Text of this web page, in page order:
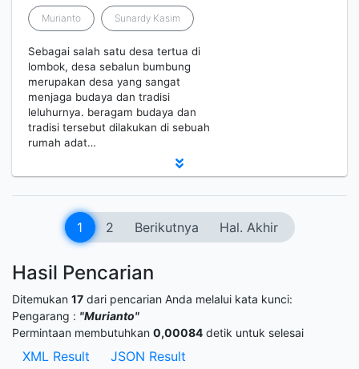
Murianto Sunardy Kasim
Sebagai salah satu desa tertua di
lombok, desa sebalun bumbung
merupakan desa yang sangat
menjaga budaya dan tradisi
leluhurnya. beragam budaya dan
tradisi tersebut dilakukan di sebuah
rumah adat…
1 2 Berikutnya Hal. Akhir
Hasil Pencarian
Ditemukan 17 dari pencarian Anda melalui kata kunci:
Pengarang : "Murianto"
Permintaan membutuhkan 0,00084 detik untuk selesai
XML Result JSON Result